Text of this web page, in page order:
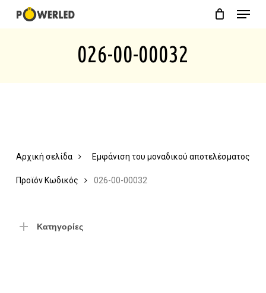
Menu
026-00-00032
Εμφάνιση του μοναδικού αποτελέσματος
Αρχική σελίδα
Προϊόν Κωδικός 026-00-00032
Κατηγορίες